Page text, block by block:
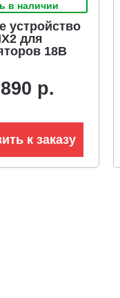
в наличии
устройство
для
18В
р.
к заказу